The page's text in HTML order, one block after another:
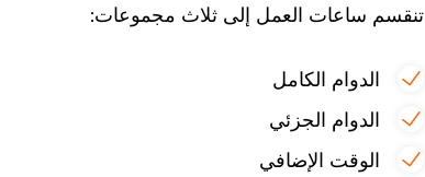
تنقسم ساعات العمل إلى ثلاث مجموعات:
الدوام الكامل
الدوام الجزئي
الوقت الإضافي